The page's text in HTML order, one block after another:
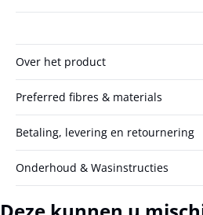
Over het product
Preferred fibres & materials
Betaling, levering en retournering
Onderhoud & Wasinstructies